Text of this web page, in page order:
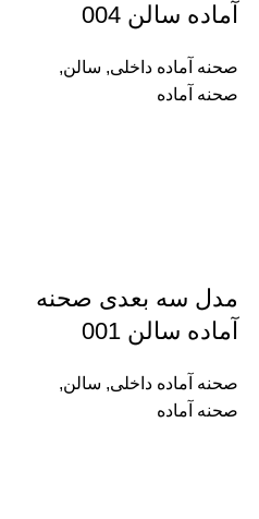
آماده سالن 004
صحنه آماده داخلی, سالن,
صحنه آماده
مدل سه بعدی صحنه
آماده سالن 001
صحنه آماده داخلی, سالن,
صحنه آماده